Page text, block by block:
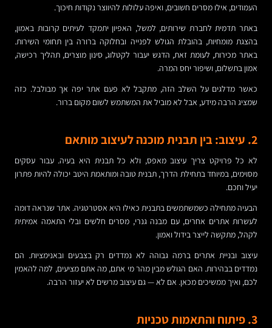
העמודים, אילו מסרים חשובים, ואיפה עלולות להיווצר נקודות חיכוך.
באתר תדמית לחברת שירותים, למשל, האפיון יתמקד לעיתים קרובות באמון,
בהצגת מומחיות, בהובלת הגולש לפנייה ובחלוקה ברורה בין תחומי השירות.
באתר מכירות, לעומת זאת, הדגש יעבור לקטלוג, סינון מוצרים, תהליך רכישה,
אמון בתשלום, ושיפור יחס המרה.
כאשר מדלגים על השלב הזה, מתקבל לא פעם אתר יפה אך מבולבל. כזה
שמציג הרבה מידע, אבל לא מוביל את המשתמש לשום מקום ברור.
2. עיצוב: בין תבנית מוכנה לעיצוב מותאם
לא כל פרויקט צריך עיצוב מאפס, ולא כל תבנית היא בעיה. עבור עסקים
מסוימים, במיוחד בתחילת הדרך, תבנית טובה ומותאמת היטב יכולה להיות פתרון
יעיל וחכם.
הבעיה מתחילה כשמשתמשים בתבנית כאילו היא אסטרטגיה. אתר שנראה דומה
לעשרות אתרים אחרים, עם מבנה גנרי, מסרים חלשים ובלי התאמה אמיתית
לקהל, מתקשה לייצר בידול ואמון.
עיצוב ובניית אתרים ברמה גבוהה לא נמדדים רק בצבעים ובאנימציות. הם
נמדדים בבהירות. האם הגולש מבין מהר מי אתם, מה אתם מציעים, למה להאמין
לכם, ואיך ממשיכים מכאן. אם לא — גם עיצוב מרשים לא יעזור הרבה.
3. פיתוח והתאמות טכניות